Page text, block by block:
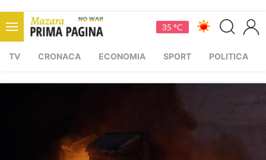
35 °C
TV CRONACA ECONOMIA SPORT POLITICA